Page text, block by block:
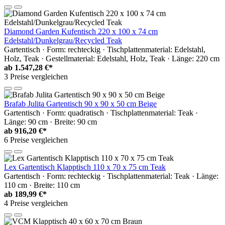
Diamond Garden Kufentisch 220 x 100 x 74 cm
Edelstahl/Dunkelgrau/Recycled Teak
Gartentisch · Form: rechteckig · Tischplattenmaterial: Edelstahl,
Holz, Teak · Gestellmaterial: Edelstahl, Holz, Teak · Länge: 220 cm
ab 1.547,28 €*
3 Preise vergleichen
Brafab Julita Gartentisch 90 x 90 x 50 cm Beige
Gartentisch · Form: quadratisch · Tischplattenmaterial: Teak ·
Länge: 90 cm · Breite: 90 cm
ab 916,20 €*
6 Preise vergleichen
Lex Gartentisch Klapptisch 110 x 70 x 75 cm Teak
Gartentisch · Form: rechteckig · Tischplattenmaterial: Teak · Länge:
110 cm · Breite: 110 cm
ab 189,99 €*
4 Preise vergleichen